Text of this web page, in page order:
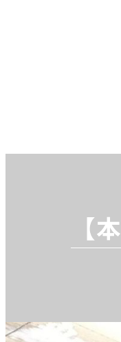
【